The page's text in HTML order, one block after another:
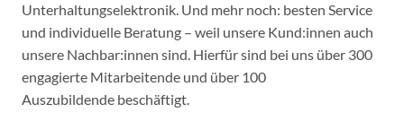
Unterhaltungselektronik. Und mehr noch: besten Service
und individuelle Beratung – weil unsere Kund:innen auch
unsere Nachbar:innen sind. Hierfür sind bei uns über 300
engagierte Mitarbeitende und über 100
Auszubildende beschäftigt.